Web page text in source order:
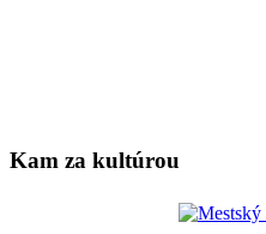
Kam za kultúrou